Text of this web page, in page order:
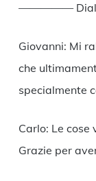
—————
Giovanni: Mi
che
specialmente
Carlo: Le cose
Grazie per